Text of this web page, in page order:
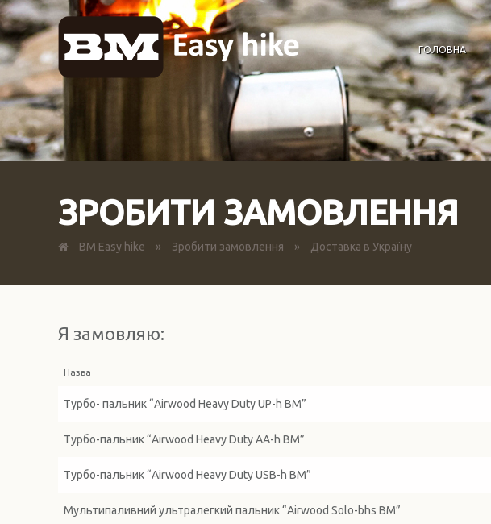
ГОЛОВНА
ЗРОБИТИ ЗАМОВЛЕННЯ
BM Easy hike » Зробити замовлення » Доставка в Україну
Я замовляю:
Назва
Турбо- пальник “Airwood Heavy Duty UP-h BM”
Турбо-пальник “Airwood Heavy Duty АА-h BM”
Турбо-пальник “Airwood Heavy Duty USB-h BM”
Мультипаливний ультралегкий пальник “Airwood Solo-bhs BM”